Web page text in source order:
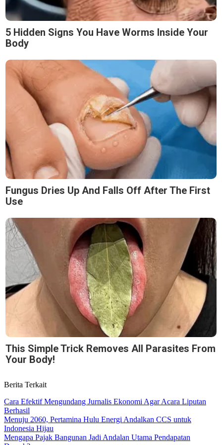
5 Hidden Signs You Have Worms Inside Your
Body
Fungus Dries Up And Falls Off After The First
Use
This Simple Trick Removes All Parasites From
Your Body!
Berita Terkait
Cara Efektif Mengundang Jurnalis Ekonomi Agar Acara Liputan
Berhasil
Menuju 2060, Pertamina Hulu Energi Andalkan CCS untuk
Indonesia Hijau
Mengapa Pajak Bangunan Jadi Andalan Utama Pendapatan